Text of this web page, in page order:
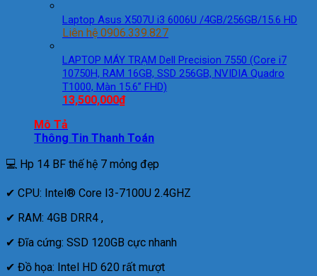
Laptop Asus X507U i3 6006U /4GB/256GB/15.6 HD
Liên hệ 0906.339.827
LAPTOP MÁY TRẠM Dell Precision 7550 (Core i7
10750H, RAM 16GB, SSD 256GB, NVIDIA Quadro
T1000, Màn 15.6” FHD)
13,500,000₫
Mô Tả
Thông Tin Thanh Toán
💻 Hp 14 BF thế hệ 7 mỏng đẹp
✔ CPU: Intel® Core I3-7100U 2.4GHZ
✔ RAM: 4GB DRR4 ,
✔ Đĩa cứng: SSD 120GB cực nhanh
✔ Đồ họa: Intel HD 620 rất mượt